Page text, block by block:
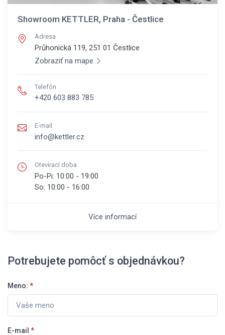
Showroom KETTLER, Praha - Čestlice
Adresa
Průhonická 119, 251 01 Čestlice
Zobraziť na mape
Telefón
+420 603 883 785
E-mail
info@kettler.cz
Otevírací doba
Po-Pi: 10:00 - 19:00
So: 10:00 - 16:00
Více informací
Potrebujete pomôcť s objednávkou?
Meno: *
E-mail *